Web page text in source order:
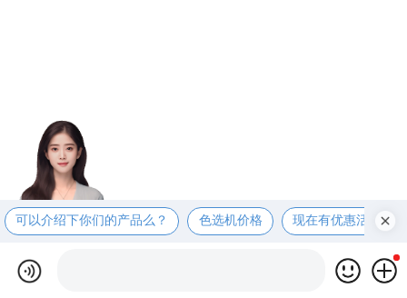
可以介绍下你们的产品么？ 色选机价格 现在有优惠活动么？